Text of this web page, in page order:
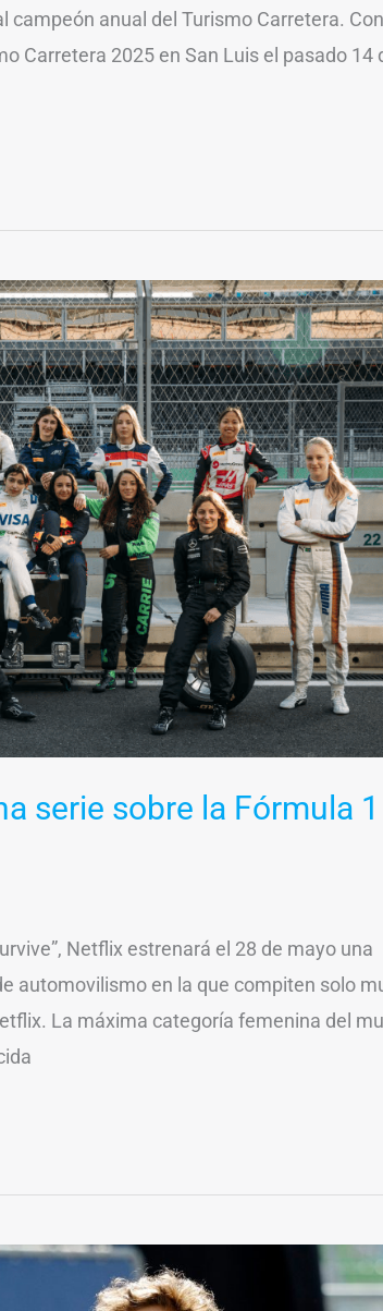
anual del Turismo Carretera. Con
Carretera 2025 en San Luis el pasado 14
serie sobre la Fórmula 1
Netflix estrenará el 28 de mayo una
automovilismo en la que compiten solo
La máxima categoría femenina del